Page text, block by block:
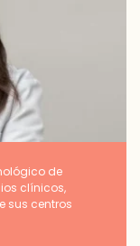
de
clínicos,
sus centros